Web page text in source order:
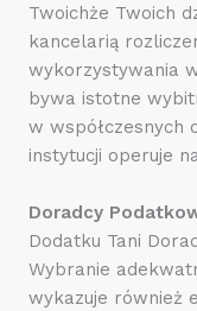
Twoichże Twoich
kancelarią
wykorzystywania
bywa istotne
w współczesnych
instytucji operuje
Doradcy
Dodatku Tani
Wybranie
wykazuje również